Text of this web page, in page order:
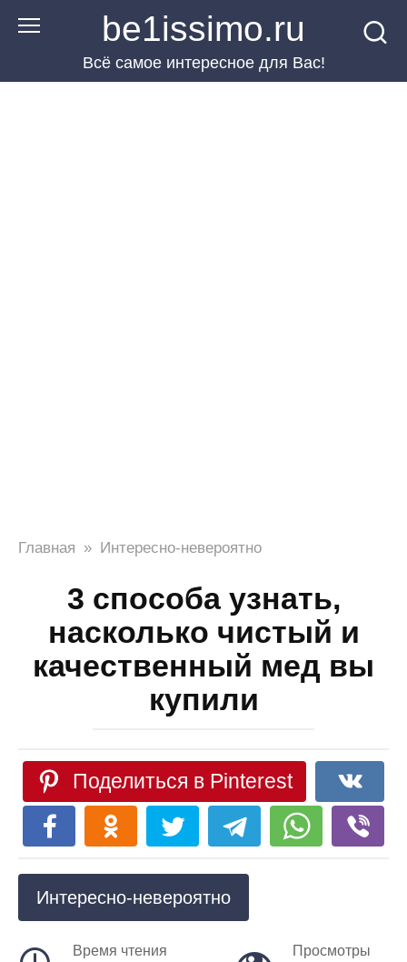
Перейти
be1issimo.ru
Всё самое интересное для Вас!
Главная » Интересно-невероятно
3 способа узнать,
насколько чистый и
качественный мед вы
купили
Поделиться в Pinterest
Интересно-невероятно
Время чтения Просмотры